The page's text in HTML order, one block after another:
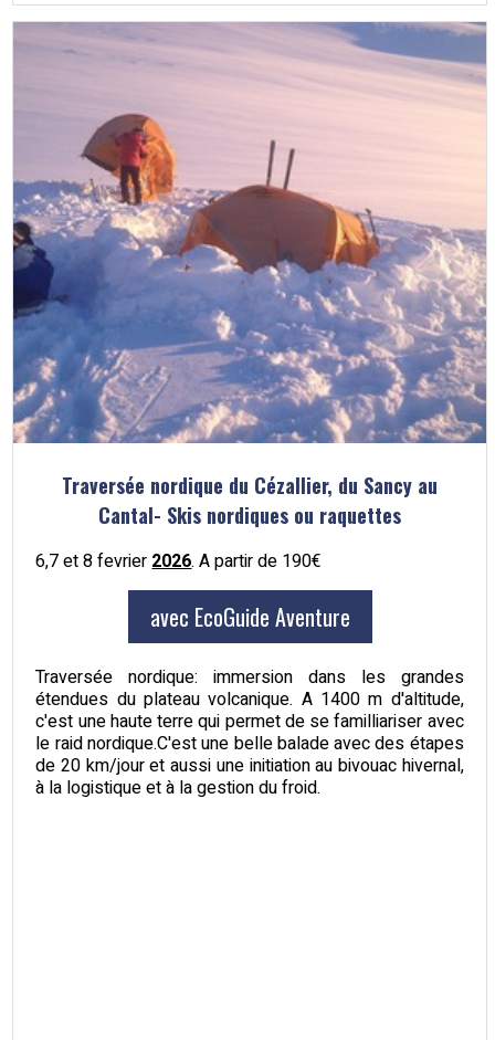
Traversée nordique du Cézallier, du Sancy au
Cantal- Skis nordiques ou raquettes
6,7 et 8 fevrier 2026. A partir de 190€
avec EcoGuide Aventure
Traversée nordique: immersion dans les grandes
étendues du plateau volcanique. A 1400 m d'altitude,
c'est une haute terre qui permet de se familliariser avec
le raid nordique.C'est une belle balade avec des étapes
de 20 km/jour et aussi une initiation au bivouac hivernal,
à la logistique et à la gestion du froid.